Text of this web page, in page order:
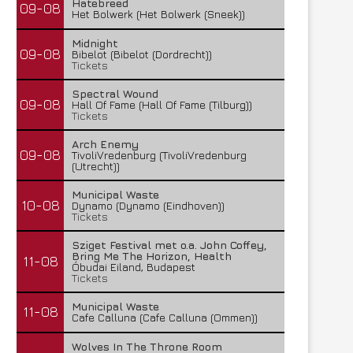
09-08
Hatebreed
Het Bolwerk (Het Bolwerk (Sneek))
09-08
Midnight
Bibelot (Bibelot (Dordrecht))
Tickets
09-08
Spectral Wound
Hall Of Fame (Hall Of Fame (Tilburg))
Tickets
09-08
Arch Enemy
TivoliVredenburg (TivoliVredenburg
(Utrecht))
10-08
Municipal Waste
Dynamo (Dynamo (Eindhoven))
Tickets
11-08
Sziget Festival met o.a. John Coffey,
Bring Me The Horizon, Health
Óbudai Eiland, Budapest
Tickets
11-08
Municipal Waste
Cafe Calluna (Cafe Calluna (Ommen))
Wolves In The Throne Room